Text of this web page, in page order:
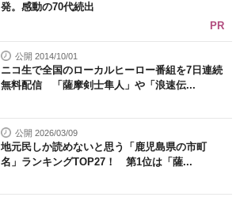
発。感動の70代続出
PR
公開 2014/10/01
ニコ生で全国のローカルヒーロー番組を7日連続
無料配信 「薩摩剣士隼人」や「浪速伝...
公開 2026/03/09
地元民しか読めないと思う「鹿児島県の市町
名」ランキングTOP27！ 第1位は「薩...